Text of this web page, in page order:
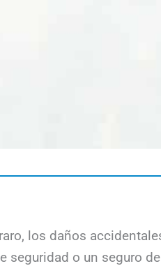
los daños
seguridad o un seguro